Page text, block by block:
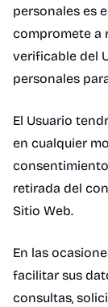
personales es
compromete a
verificable del
personales
El Usuario
en cualquier
retirada del
Sitio Web.
En las
facilitar sus
consultas,